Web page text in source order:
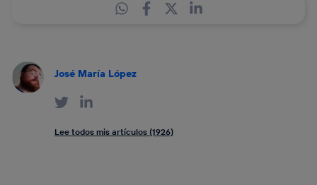
José María López
Lee todos mis artículos (1926)